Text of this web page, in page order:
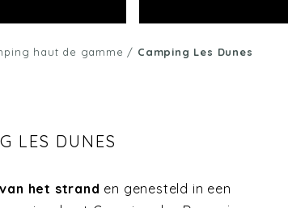
haut de gamme / Camping Les Dunes
LES DUNES
het strand en genesteld in een